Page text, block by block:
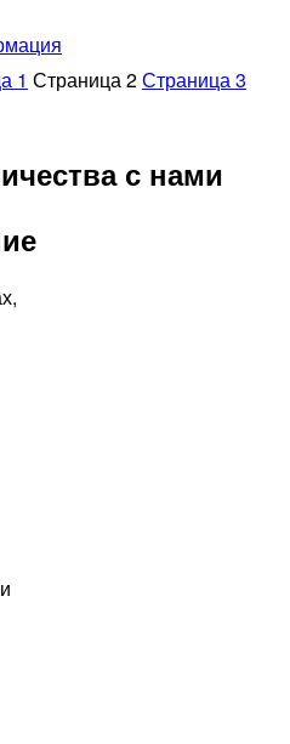
1 Страница 2Страница 3
с нами